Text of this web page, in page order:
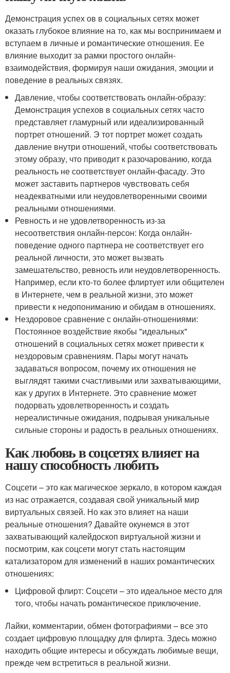
Демонстрация успех ов в социальных сетях может
оказать глубокое влияние на то, как мы воспринимаем и
вступаем в личные и романтические отношения. Ее
влияние выходит за рамки простого онлайн-
взаимодействия, формируя наши ожидания, эмоции и
поведение в реальных связях.
Давление, чтобы соответствовать онлайн-образу:
Демонстрация успехов в социальных сетях часто
представляет гламурный или идеализированный
портрет отношений. Э тот портрет может создать
давление внутри отношений, чтобы соответствовать
этому образу, что приводит к разочарованию, когда
реальность не соответствует онлайн-фасаду. Это
может заставить партнеров чувствовать себя
неадекватными или неудовлетворенными своими
реальными отношениями.
Ревность и не удовлетворенность из-за
несоответствия онлайн-персон: Когда онлайн-
поведение одного партнера не соответствует его
реальной личности, это может вызвать
замешательство, ревность или неудовлетворенность.
Например, если кто-то более флиртует или общителен
в Интернете, чем в реальной жизни, это может
привести к недопониманию и обидам в отношениях.
Нездоровое сравнение с онлайн-отношениями:
Постоянное воздействие якобы "идеальных"
отношений в социальных сетях может привести к
нездоровым сравнениям. Пары могут начать
задаваться вопросом, почему их отношения не
выглядят такими счастливыми или захватывающими,
как у других в Интернете. Это сравнение может
подорвать удовлетворенность и создать
нереалистичные ожидания, подрывая уникальные
сильные стороны и радость в реальных отношениях.
Как любовь в соцсетях влияет на
нашу способность любить
Соцсети – это как магическое зеркало, в котором каждая
из нас отражается, создавая свой уникальный мир
виртуальных связей. Но как это влияет на наши
реальные отношения? Давайте окунемся в этот
захватывающий калейдоскоп виртуальной жизни и
посмотрим, как соцсети могут стать настоящим
катализатором для изменений в наших романтических
отношениях:
Цифровой флирт: Соцсети – это идеальное место для
того, чтобы начать романтическое приключение.
Лайки, комментарии, обмен фотографиями – все это
создает цифровую площадку для флирта. Здесь можно
находить общие интересы и обсуждать любимые вещи,
прежде чем встретиться в реальной жизни.